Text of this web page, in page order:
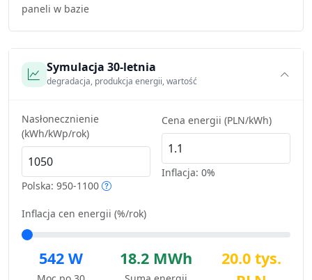
paneli w bazie
Symulacja 30-letnia
degradacja, produkcja energii, wartość
Nasłonecznienie
(kWh/kWp/rok)
Polska: 950-1100
Cena energii (PLN/kWh)
Inflacja: 0%
Inflacja cen energii (%/rok)
542 W 18.2 MWh
20.0 tys.